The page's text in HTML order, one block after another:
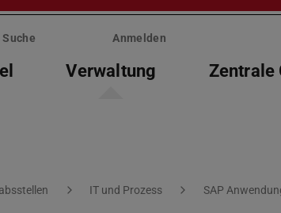
Suche Anmelden
Verwaltung Zentrale
IT und Prozess SAP